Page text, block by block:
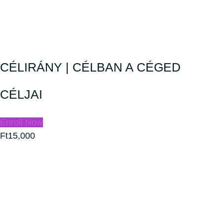
CÉLIRÁNY | CÉLBAN A CÉGED
CÉLJAI
Enroll Now
Ft15,000